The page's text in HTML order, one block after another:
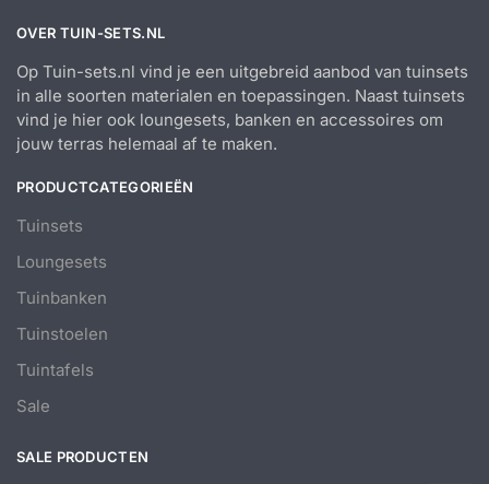
OVER TUIN-SETS.NL
Op Tuin-sets.nl vind je een uitgebreid aanbod van tuinsets
in alle soorten materialen en toepassingen. Naast tuinsets
vind je hier ook loungesets, banken en accessoires om
jouw terras helemaal af te maken.
PRODUCTCATEGORIEËN
Tuinsets
Loungesets
Tuinbanken
Tuinstoelen
Tuintafels
Sale
SALE PRODUCTEN